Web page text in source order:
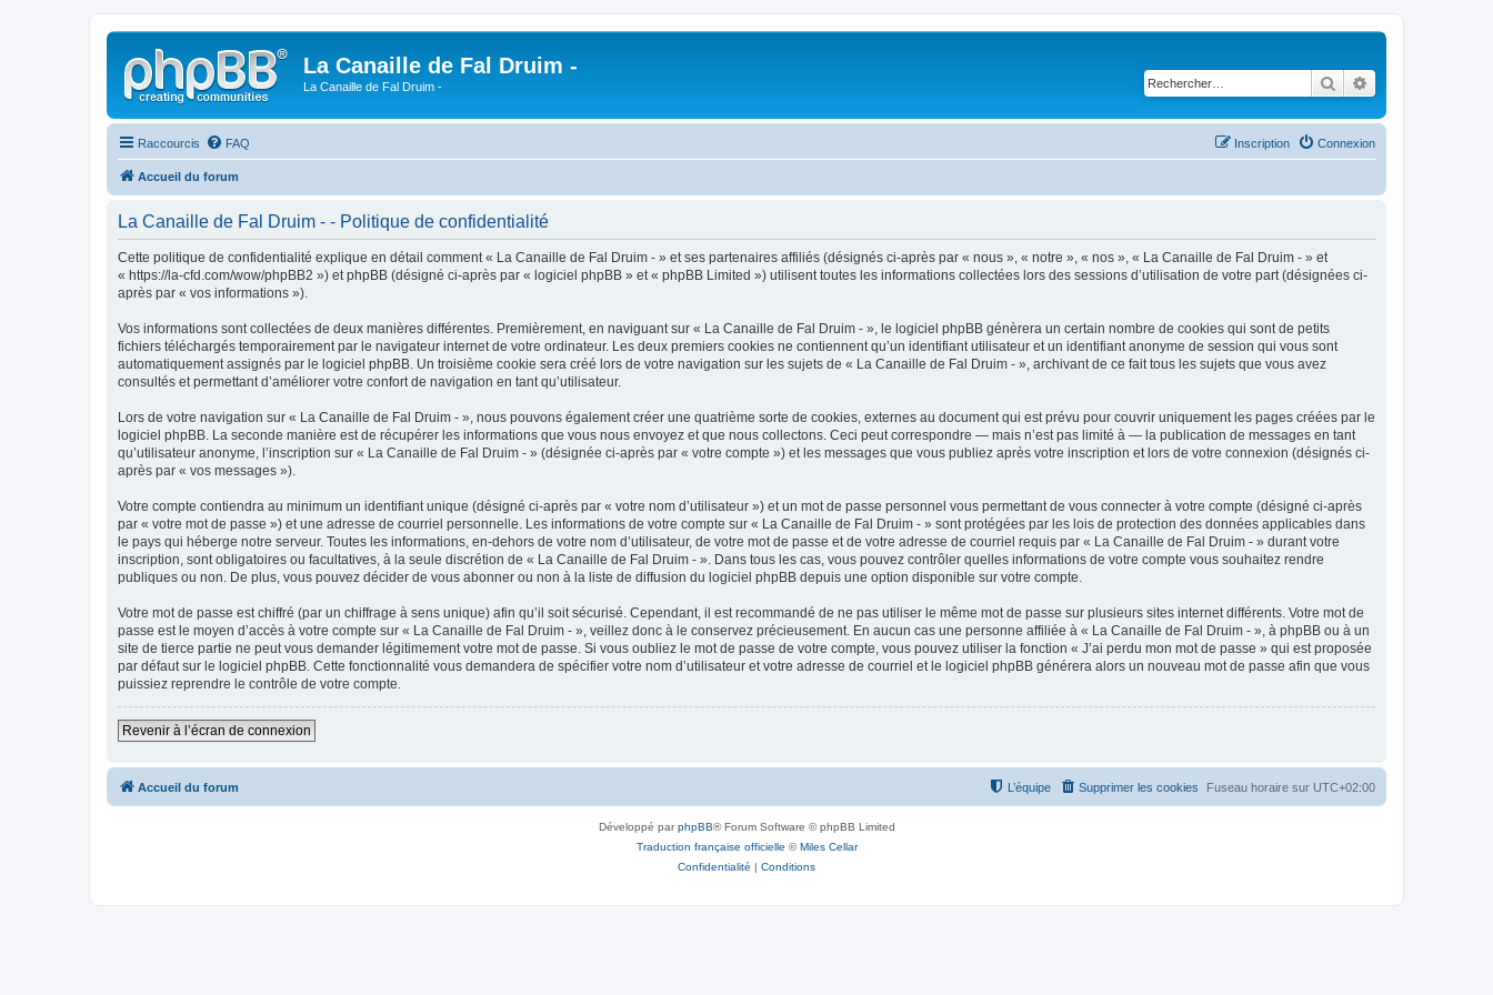
La Canaille de Fal Druim -
La Canaille de Fal Druim - Rechercher
Raccourcis FAQ Connexion
Inscription
Accueil du forum
La Canaille de Fal Druim - - Politique de confidentialité
Cette politique de confidentialité explique en détail comment « La Canaille de Fal Druim - » et ses partenaires affiliés (désignés ci-après par « nous », « notre », « nos », « La Canaille de Fal Druim - » et
« https://la-cfd.com/wow/phpBB2 ») et phpBB (désigné ci-après par « logiciel phpBB » et « phpBB Limited ») utilisent toutes les informations collectées lors des sessions d’utilisation de votre part (désignées ci-
après par « vos informations »).
Vos informations sont collectées de deux manières différentes. Premièrement, en naviguant sur « La Canaille de Fal Druim - », le logiciel phpBB génèrera un certain nombre de cookies qui sont de petits
fichiers téléchargés temporairement par le navigateur internet de votre ordinateur. Les deux premiers cookies ne contiennent qu’un identifiant utilisateur et un identifiant anonyme de session qui vous sont
automatiquement assignés par le logiciel phpBB. Un troisième cookie sera créé lors de votre navigation sur les sujets de « La Canaille de Fal Druim - », archivant de ce fait tous les sujets que vous avez
consultés et permettant d’améliorer votre confort de navigation en tant qu’utilisateur.
Lors de votre navigation sur « La Canaille de Fal Druim - », nous pouvons également créer une quatrième sorte de cookies, externes au document qui est prévu pour couvrir uniquement les pages créées par le
logiciel phpBB. La seconde manière est de récupérer les informations que vous nous envoyez et que nous collectons. Ceci peut correspondre — mais n’est pas limité à — la publication de messages en tant
qu’utilisateur anonyme, l’inscription sur « La Canaille de Fal Druim - » (désignée ci-après par « votre compte ») et les messages que vous publiez après votre inscription et lors de votre connexion (désignés ci-
après par « vos messages »).
Votre compte contiendra au minimum un identifiant unique (désigné ci-après par « votre nom d’utilisateur ») et un mot de passe personnel vous permettant de vous connecter à votre compte (désigné ci-après
par « votre mot de passe ») et une adresse de courriel personnelle. Les informations de votre compte sur « La Canaille de Fal Druim - » sont protégées par les lois de protection des données applicables dans
le pays qui héberge notre serveur. Toutes les informations, en-dehors de votre nom d’utilisateur, de votre mot de passe et de votre adresse de courriel requis par « La Canaille de Fal Druim - » durant votre
inscription, sont obligatoires ou facultatives, à la seule discrétion de « La Canaille de Fal Druim - ». Dans tous les cas, vous pouvez contrôler quelles informations de votre compte vous souhaitez rendre
publiques ou non. De plus, vous pouvez décider de vous abonner ou non à la liste de diffusion du logiciel phpBB depuis une option disponible sur votre compte.
Votre mot de passe est chiffré (par un chiffrage à sens unique) afin qu’il soit sécurisé. Cependant, il est recommandé de ne pas utiliser le même mot de passe sur plusieurs sites internet différents. Votre mot de
passe est le moyen d’accès à votre compte sur « La Canaille de Fal Druim - », veillez donc à le conservez précieusement. En aucun cas une personne affiliée à « La Canaille de Fal Druim - », à phpBB ou à un
site de tierce partie ne peut vous demander légitimement votre mot de passe. Si vous oubliez le mot de passe de votre compte, vous pouvez utiliser la fonction « J’ai perdu mon mot de passe » qui est proposée
par défaut sur le logiciel phpBB. Cette fonctionnalité vous demandera de spécifier votre nom d’utilisateur et votre adresse de courriel et le logiciel phpBB générera alors un nouveau mot de passe afin que vous
puissiez reprendre le contrôle de votre compte.
Revenir à l’écran de connexion
Accueil du forum Fuseau horaire sur UTC+02:00
Supprimer les cookies
L’équipe
Développé parphpBB® Forum Software © phpBB Limited
Traduction française officielle ©Miles Cellar
Confidentialité | Conditions